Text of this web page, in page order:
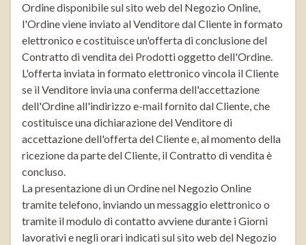
Ordine disponibile sul sito web del Negozio Online,
l'Ordine viene inviato al Venditore dal Cliente in formato
elettronico e costituisce un'offerta di conclusione del
Contratto di vendita dei Prodotti oggetto dell'Ordine.
L'offerta inviata in formato elettronico vincola il Cliente
se il Venditore invia una conferma dell'accettazione
dell'Ordine all'indirizzo e-mail fornito dal Cliente, che
costituisce una dichiarazione del Venditore di
accettazione dell'offerta del Cliente e, al momento della
ricezione da parte del Cliente, il Contratto di vendita è
concluso.
La presentazione di un Ordine nel Negozio Online
tramite telefono, inviando un messaggio elettronico o
tramite il modulo di contatto avviene durante i Giorni
lavorativi e negli orari indicati sul sito web del Negozio